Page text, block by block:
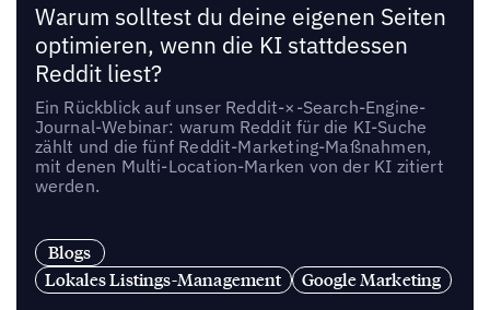
Warum solltest du deine eigenen Seiten
optimieren, wenn die KI stattdessen
Reddit liest?
Ein Rückblick auf unser Reddit-×-Search-Engine-
Journal-Webinar: warum Reddit für die KI-Suche
zählt und die fünf Reddit-Marketing-Maßnahmen,
mit denen Multi-Location-Marken von der KI zitiert
werden.
Blogs
Lokales Listings-Management
Google Marketing